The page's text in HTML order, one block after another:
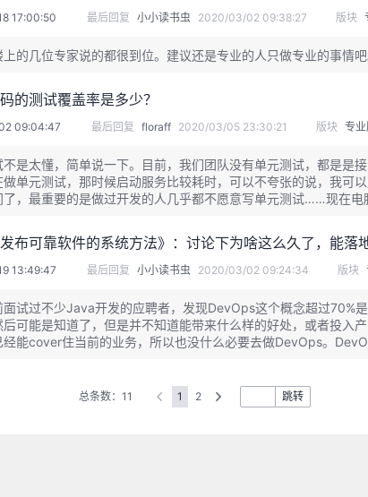
17:00:50 最后回复 小小读书虫 2020/03/02 09:38:27 版块
的几位专家说的都很到位。建议还是专业的人只做专业的事情吧
的测试覆盖率是多少？
09:04:47 最后回复 floraff 2020/03/05 23:30:21 版块 专
不是太懂，简单说一下。目前，我们团队没有单元测试，都是是
做单元测试，那时候启动服务比较耗时，可以不夸张的说，我可
了，最重要的是做过开发的人几乎都不愿意写单元测试……现在
且是异步的，非常方便有效。综合来说，感觉单元测试的性价比
布可靠软件的系统方法》：讨论下为啥这么久了，能落
13:49:47 最后回复 小小读书虫 2020/03/02 09:24:34 版块
面试过不少Java开发的应聘者，发现DevOps这个概念超过70%
后可能是知道了，但是并不知道能带来什么样的好处，或者投入
经能cover住当前的业务，所以也没什么必要去做DevOps。
总条数：11 1 2 跳转